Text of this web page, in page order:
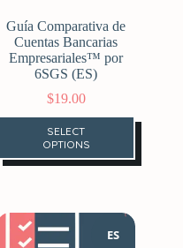
Guía Comparativa de
Cuentas Bancarias
Empresariales™ por
6SGS (ES)
$19.00
SELECT
OPTIONS
ES